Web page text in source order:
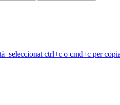
seleccionat ctrl+c o cmd+c per